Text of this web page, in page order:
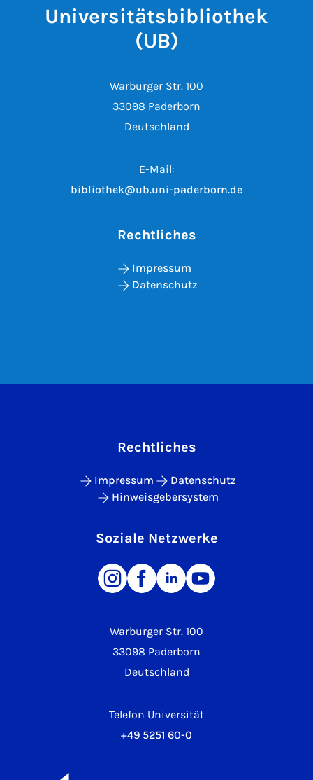
Universitätsbibliothek
(UB)
Warburger Str. 100
33098 Paderborn
Deutschland
E-Mail:
bibliothek@ub.uni-paderborn.de
Rechtliches
Impressum
Datenschutz
Warburger Str. 100
33098 Paderborn
Deutschland
Telefon Universität
+49 5251 60-0
Rechtliches
Impressum
Datenschutz
Hinweisgebersystem
Soziale Netzwerke